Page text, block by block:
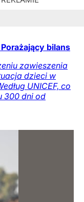
bilans
zawieszenia
dzieci w
UNICEF, co
300 dni od